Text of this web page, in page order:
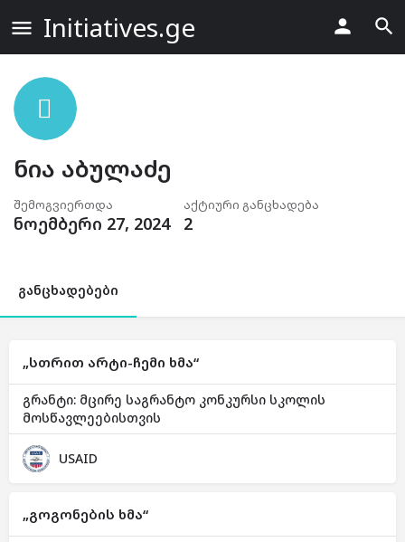
Initiatives.ge
ნია აბულაძე
შემოგვიერთდა
ნოემბერი 27, 2024
აქტიური განცხადება
2
განცხადებები
„სთრით არტი-ჩემი ხმა“
გრანტი: მცირე საგრანტო კონკურსი სკოლის
მოსწავლეებისთვის
USAID
„გოგონების ხმა“